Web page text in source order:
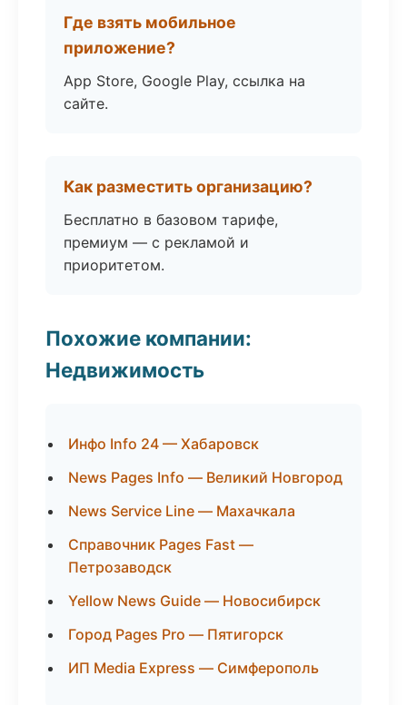
Где взять мобильное
приложение?
App Store, Google Play, ссылка на
сайте.
Как разместить организацию?
Бесплатно в базовом тарифе,
премиум — с рекламой и
приоритетом.
Похожие компании:
Недвижимость
Инфо Info 24 — Хабаровск
News Pages Info — Великий Новгород
News Service Line — Махачкала
Справочник Pages Fast —
Петрозаводск
Yellow News Guide — Новосибирск
Город Pages Pro — Пятигорск
ИП Media Express — Симферополь